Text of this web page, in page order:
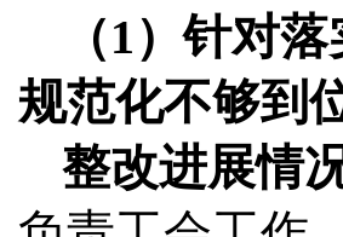
（1）针对
规范化不够到
整改进展情